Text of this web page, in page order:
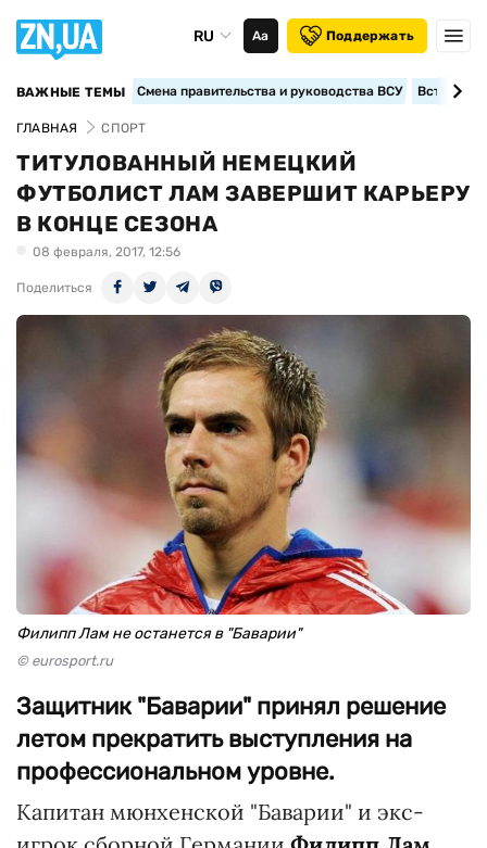
RU Аа Поддержать
ВАЖНЫЕ ТЕМЫ Смена правительства и руководства ВСУ
ГЛАВНАЯ СПОРТ
ТИТУЛОВАННЫЙ НЕМЕЦКИЙ
ФУТБОЛИСТ ЛАМ ЗАВЕРШИТ КАРЬЕРУ
В КОНЦЕ СЕЗОНА
08 февраля, 2017, 12:56
Поделиться
Филипп Лам не останется в "Баварии"
© eurosport.ru
Защитник "Баварии" принял решение
летом прекратить выступления на
профессиональном уровне.
Капитан мюнхенской "Баварии" и экс-